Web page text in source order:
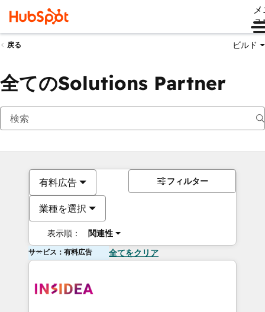
ュ
戻る ビルド
全てのSolutions Partner
有料広告
業種を選択
表示順： 関連性
フィルター
サービス：有料広告 全てをクリア